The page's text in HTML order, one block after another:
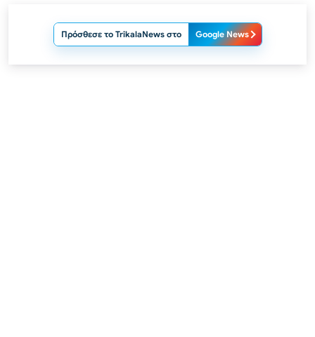
Πρόσθεσε το TrikalaNews στο Google News